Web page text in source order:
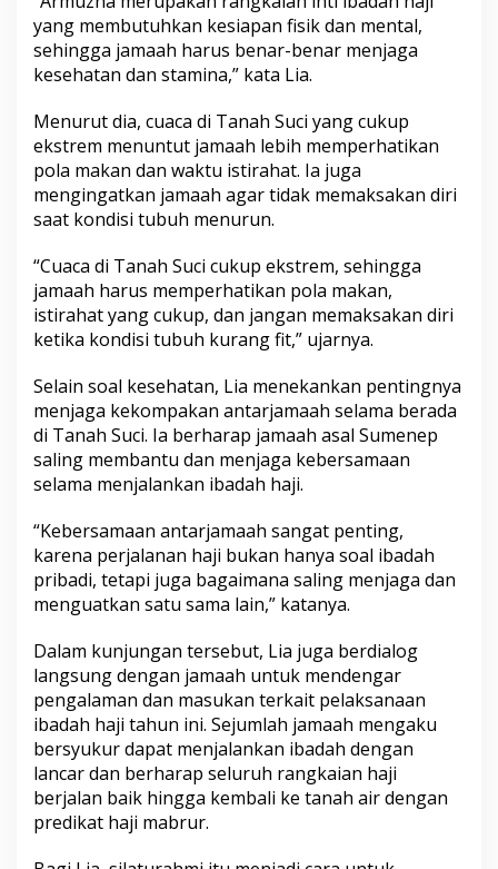
I
n
g
a
a
n
a
a
a
m
n
J
e
n
g
r
m
z
n
yang membutuhkan kesiapan fisik dan mental,
sehingga jamaah harus benar-benar menjaga
kesehatan dan stamina,” kata Lia.
Menurut dia, cuaca di Tanah Suci yang cukup
ekstrem menuntut jamaah lebih memperhatikan
pola makan dan waktu istirahat. Ia juga
mengingatkan jamaah agar tidak memaksakan diri
saat kondisi tubuh menurun.
“Cuaca di Tanah Suci cukup ekstrem, sehingga
jamaah harus memperhatikan pola makan,
istirahat yang cukup, dan jangan memaksakan diri
ketika kondisi tubuh kurang fit,” ujarnya.
Selain soal kesehatan, Lia menekankan pentingnya
menjaga kekompakan antarjamaah selama berada
di Tanah Suci. Ia berharap jamaah asal Sumenep
saling membantu dan menjaga kebersamaan
selama menjalankan ibadah haji.
“Kebersamaan antarjamaah sangat penting,
karena perjalanan haji bukan hanya soal ibadah
pribadi, tetapi juga bagaimana saling menjaga dan
menguatkan satu sama lain,” katanya.
Dalam kunjungan tersebut, Lia juga berdialog
langsung dengan jamaah untuk mendengar
pengalaman dan masukan terkait pelaksanaan
ibadah haji tahun ini. Sejumlah jamaah mengaku
bersyukur dapat menjalankan ibadah dengan
lancar dan berharap seluruh rangkaian haji
berjalan baik hingga kembali ke tanah air dengan
predikat haji mabrur.